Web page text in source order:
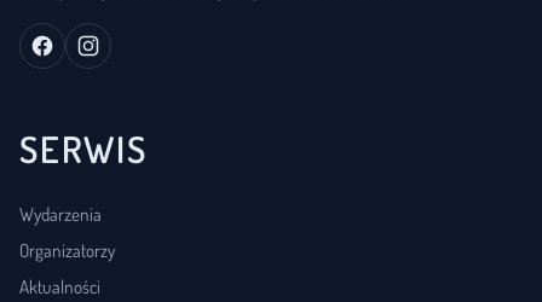
SERWIS
Wydarzenia
Organizatorzy
Aktualności